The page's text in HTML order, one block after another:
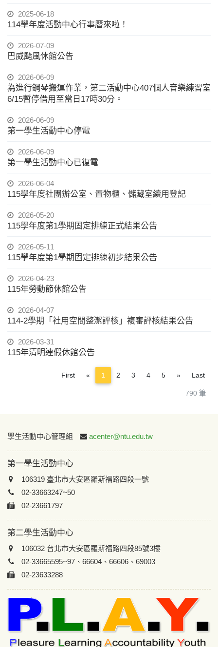
2025-06-18
114學年度活動中心行事曆來啦！
2026-07-09
巴威颱風休館公告
2026-06-09
為進行鋼琴搬運作業，第二活動中心407個人音樂練習室
6/15暫停借用至當日17時30分。
2026-06-09
第一學生活動中心停電
2026-06-09
第一學生活動中心已復電
2026-06-04
115學年度社團辦公室、置物櫃、儲藏室續用登記
2026-05-20
115學年度第1學期固定排練正式結果公告
2026-05-11
115學年度第1學期固定排練初步結果公告
2026-04-23
115年勞動節休館公告
2026-04-07
114-2學期「社用空間整潔評核」複審評核結果公告
2026-03-31
115年清明連假休館公告
790 筆
First « Previous
1 2 3 4 5 »NextLast
:::
學生活動中心管理組 acenter@ntu.edu.tw
第一學生活動中心
106319 臺北市大安區羅斯福路四段一號
02-33663247~50
02-23661797
第二學生活動中心
106032 台北市大安區羅斯福路四段85號3樓
02-33665595~97、66604、66606、69003
02-23633288